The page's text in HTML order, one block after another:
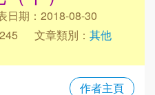
日期：2018-08-30
文章類別： 其他
作者主頁